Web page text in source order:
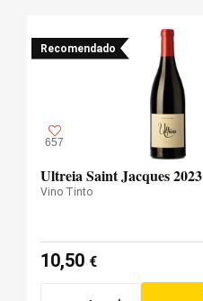
Recomendado
657
Ultreia Saint Jacques 2023
Vino Tinto
10,50 €